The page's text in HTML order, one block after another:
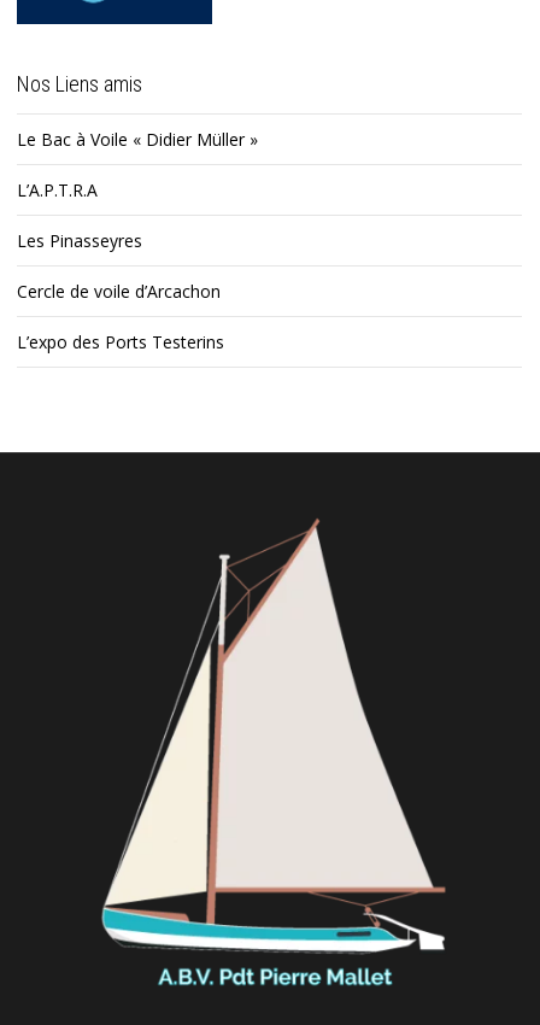
Nos Liens amis
Le Bac à Voile « Didier Müller »
L’A.P.T.R.A
Les Pinasseyres
Cercle de voile d’Arcachon
L’expo des Ports Testerins